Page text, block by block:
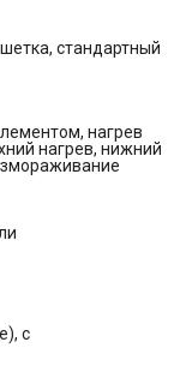
стандартный
нагрев
нагрев, нижний
с